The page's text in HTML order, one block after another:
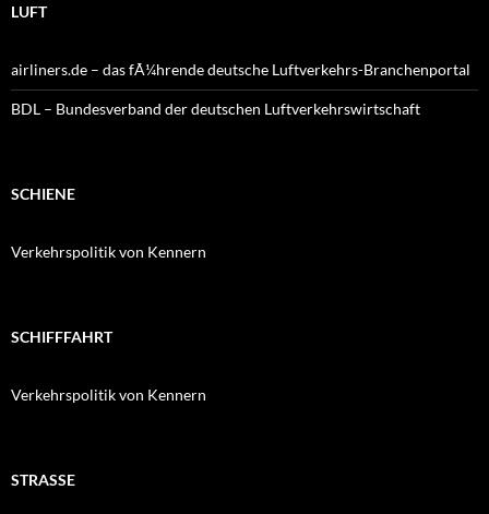
LUFT
airliners.de – das fÃ¼hrende deutsche Luftverkehrs-Branchenportal
BDL – Bundesverband der deutschen Luftverkehrswirtschaft
SCHIENE
Verkehrspolitik von Kennern
SCHIFFFAHRT
Verkehrspolitik von Kennern
STRASSE